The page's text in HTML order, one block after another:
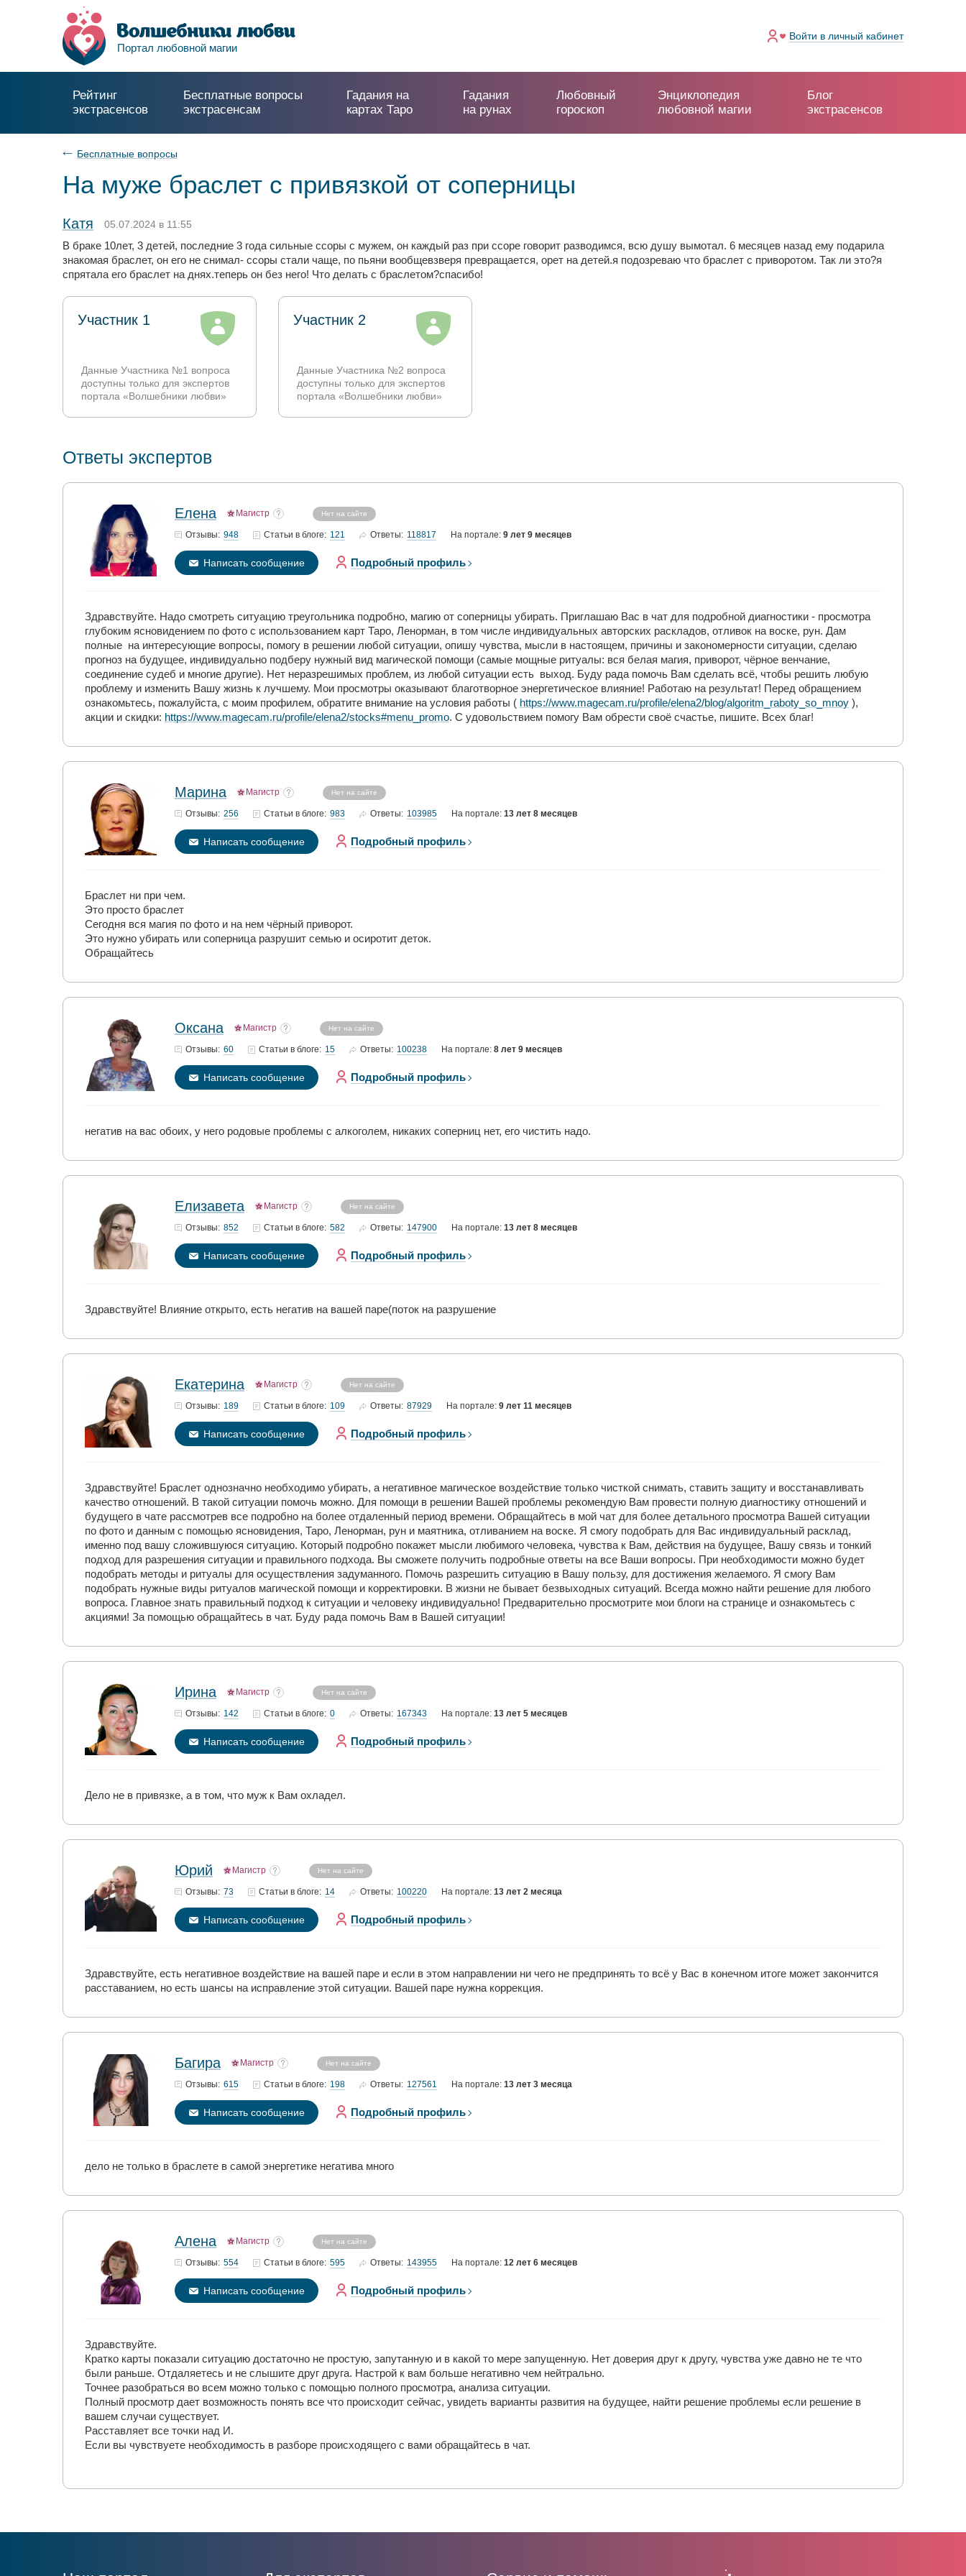
Портал любовной магии
Войти в личный кабинет
Рейтинг
экстрасенсов
Бесплатные вопросы
экстрасенсам
Гадания на
картах Таро
Гадания
на рунах
Любовный
гороскоп
Энциклопедия
любовной магии
Блог
экстрасенсов
Бесплатные вопросы
На муже браслет с привязкой от соперницы
Катя 05.07.2024 в 11:55
В браке 10лет, 3 детей, последние 3 года сильные ссоры с мужем, он каждый раз при ссоре говорит разводимся, всю душу вымотал. 6 месяцев назад ему подарила
знакомая браслет, он его не снимал- ссоры стали чаще, по пьяни вообщевзверя превращается, орет на детей.я подозреваю что браслет с приворотом. Так ли это?я
спрятала его браслет на днях.теперь он без него! Что делать с браслетом?спасибо!
Участник 1
Данные Участника №1 вопроса
доступны только для экспертов
портала «Волшебники любви»
Участник 2
Данные Участника №2 вопроса
доступны только для экспертов
портала «Волшебники любви»
Ответы экспертов
Елена Магистр Нет на сайте
Отзывы: 948 Статьи в блоге: 121 Ответы: 118817 На портале: 9 лет 9 месяцев
Написать сообщение Подробный профиль
Здравствуйте. Надо смотреть ситуацию треугольника подробно, магию от соперницы убирать. Приглашаю Вас в чат для подробной диагностики - просмотра
глубоким ясновидением по фото с использованием карт Таро, Ленорман, в том числе индивидуальных авторских раскладов, отливок на воске, рун. Дам
полные на интересующие вопросы, помогу в решении любой ситуации, опишу чувства, мысли в настоящем, причины и закономерности ситуации, сделаю
прогноз на будущее, индивидуально подберу нужный вид магической помощи (самые мощные ритуалы: вся белая магия, приворот, чёрное венчание,
соединение судеб и многие другие). Нет неразрешимых проблем, из любой ситуации есть выход. Буду рада помочь Вам сделать всё, чтобы решить любую
проблему и изменить Вашу жизнь к лучшему. Мои просмотры оказывают благотворное энергетическое влияние! Работаю на результат! Перед обращением
ознакомьтесь, пожалуйста, с моим профилем, обратите внимание на условия работы ( https://www.magecam.ru/profile/elena2/blog/algoritm_raboty_so_mnoy ),
акции и скидки: https://www.magecam.ru/profile/elena2/stocks#menu_promo. С удовольствием помогу Вам обрести своё счастье, пишите. Всех благ!
Марина Магистр Нет на сайте
Отзывы: 256 Статьи в блоге: 983 Ответы: 103985 На портале: 13 лет 8 месяцев
Написать сообщение Подробный профиль
Браслет ни при чем.
Это просто браслет
Сегодня вся магия по фото и на нем чёрный приворот.
Это нужно убирать или соперница разрушит семью и осиротит деток.
Обращайтесь
Оксана Магистр Нет на сайте
Отзывы: 60 Статьи в блоге: 15 Ответы: 100238 На портале: 8 лет 9 месяцев
Написать сообщение Подробный профиль
негатив на вас обоих, у него родовые проблемы с алкоголем, никаких соперниц нет, его чистить надо.
Елизавета Магистр Нет на сайте
Отзывы: 852 Статьи в блоге: 582 Ответы: 147900 На портале: 13 лет 8 месяцев
Написать сообщение Подробный профиль
Здравствуйте! Влияние открыто, есть негатив на вашей паре(поток на разрушение
Екатерина Магистр Нет на сайте
Отзывы: 189 Статьи в блоге: 109 Ответы: 87929 На портале: 9 лет 11 месяцев
Написать сообщение Подробный профиль
Здравствуйте! Браслет однозначно необходимо убирать, а негативное магическое воздействие только чисткой снимать, ставить защиту и восстанавливать
качество отношений. В такой ситуации помочь можно. Для помощи в решении Вашей проблемы рекомендую Вам провести полную диагностику отношений и
будущего в чате рассмотрев все подробно на более отдаленный период времени. Обращайтесь в мой чат для более детального просмотра Вашей ситуации
по фото и данным с помощью ясновидения, Таро, Ленорман, рун и маятника, отливанием на воске. Я смогу подобрать для Вас индивидуальный расклад,
именно под вашу сложившуюся ситуацию. Который подробно покажет мысли любимого человека, чувства к Вам, действия на будущее, Вашу связь и тонкий
подход для разрешения ситуации и правильного подхода. Вы сможете получить подробные ответы на все Ваши вопросы. При необходимости можно будет
подобрать методы и ритуалы для осуществления задуманного. Помочь разрешить ситуацию в Вашу пользу, для достижения желаемого. Я смогу Вам
подобрать нужные виды ритуалов магической помощи и корректировки. В жизни не бывает безвыходных ситуаций. Всегда можно найти решение для любого
вопроса. Главное знать правильный подход к ситуации и человеку индивидуально! Предварительно просмотрите мои блоги на странице и ознакомьтесь с
акциями! За помощью обращайтесь в чат. Буду рада помочь Вам в Вашей ситуации!
Ирина Магистр Нет на сайте
Отзывы: 142 Статьи в блоге: 0 Ответы: 167343 На портале: 13 лет 5 месяцев
Написать сообщение Подробный профиль
Дело не в привязке, а в том, что муж к Вам охладел.
Юрий Магистр Нет на сайте
Отзывы: 73 Статьи в блоге: 14 Ответы: 100220 На портале: 13 лет 2 месяца
Написать сообщение Подробный профиль
Здравствуйте, есть негативное воздействие на вашей паре и если в этом направлении ни чего не предпринять то всё у Вас в конечном итоге может закончится
расставанием, но есть шансы на исправление этой ситуации. Вашей паре нужна коррекция.
Багира Магистр Нет на сайте
Отзывы: 615 Статьи в блоге: 198 Ответы: 127561 На портале: 13 лет 3 месяца
Написать сообщение Подробный профиль
дело не только в браслете в самой энергетике негатива много
Алена Магистр Нет на сайте
Отзывы: 554 Статьи в блоге: 595 Ответы: 143955 На портале: 12 лет 6 месяцев
Написать сообщение Подробный профиль
Здравствуйте.
Кратко карты показали ситуацию достаточно не простую, запутанную и в какой то мере запущенную. Нет доверия друг к другу, чувства уже давно не те что
были раньше. Отдаляетесь и не слышите друг друга. Настрой к вам больше негативно чем нейтрально.
Точнее разобраться во всем можно только с помощью полного просмотра, анализа ситуации.
Полный просмотр дает возможность понять все что происходит сейчас, увидеть варианты развития на будущее, найти решение проблемы если решение в
вашем случаи существует.
Расставляет все точки над И.
Если вы чувствуете необходимость в разборе происходящего с вами обращайтесь в чат.